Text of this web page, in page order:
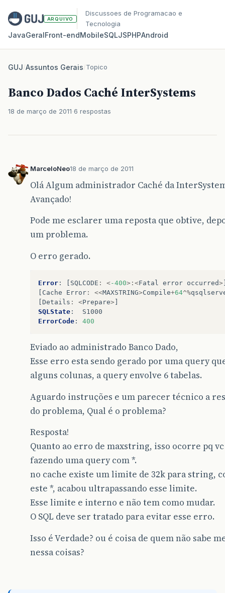
ARQUIVO
Discussoes de Programacao e
Tecnologia
JavaGeralFront‑endMobileSQLJSPHPAndroid
GUJ/Assuntos Gerais/Topico
Banco Dados Caché InterSystems
18 de março de 2011 6 respostas
MarceloNeo18 de março de 2011
Olá Algum administrador Caché da
Avançado!
Pode me esclarer uma reposta que obtive,
um problema.
O erro gerado.
Error : SQLCODE : <-400>:<Fatal error occurred>
Cache Error : <<MAXSTRING>Compile+64^%
Details : <Prepare>
SQLState :
S1000
ErrorCode : 400
Eviado ao administrado Banco Dado,
Esse erro esta sendo gerado por uma query
alguns colunas, a query envolve 6 tabelas.
Aguardo instruções e um parecer técnico a
do problema, Qual é o problema?
Resposta!
Quanto ao erro de maxstring, isso ocorre pq
fazendo uma query com *.
no cache existe um limite de 32k para string,
este *, acabou ultrapassando esse limite.
Esse limite e interno e não tem como mudar.
O SQL deve ser tratado para evitar esse erro.
Isso é Verdade? ou é coisa de quem não sabe
nessa coisas?